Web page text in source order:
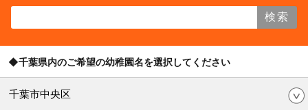
検索
◆千葉県内のご希望の幼稚園名を選択してください
千葉市中央区